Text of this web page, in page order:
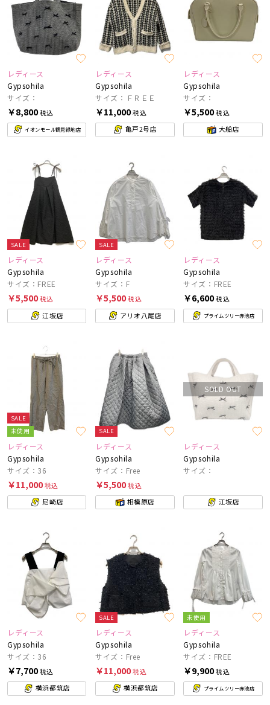
レディース
Gypsohila
サイズ：
￥8,800税込
イオンモール鶴見緑地店
レディース
Gypsohila
サイズ：ＦＲＥＥ
￥11,000税込
亀戸2号店
レディース
Gypsohila
サイズ：
￥5,500税込
大船店
SALE
レディース
Gypsohila
サイズ：FREE
￥5,500税込
江坂店
SALE
レディース
Gypsohila
サイズ：F
￥5,500税込
アリオ八尾店
レディース
Gypsohila
サイズ：FREE
￥6,600税込
プライムツリー赤池店
SALE
未使用
レディース
Gypsohila
サイズ：36
￥11,000税込
尼崎店
SALE
レディース
Gypsohila
サイズ：Free
￥5,500税込
相模原店
SOLD OUT
レディース
Gypsohila
サイズ：
江坂店
レディース
Gypsohila
サイズ：36
￥7,700税込
横浜都筑店
SALE
レディース
Gypsohila
サイズ：Free
￥11,000税込
横浜都筑店
未使用
レディース
Gypsohila
サイズ：FREE
￥9,900税込
プライムツリー赤池店